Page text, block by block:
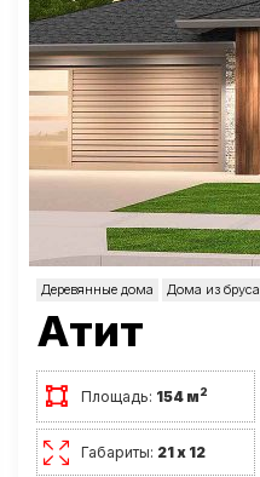
Деревянные дома Дома из бруса
Атит
Площадь: 154 м2
Габариты: 21 х 12